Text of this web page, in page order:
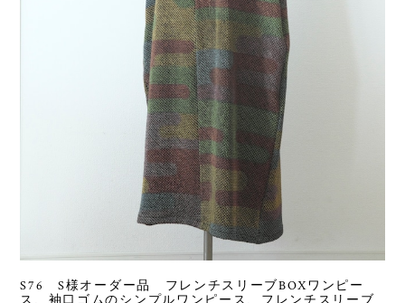
S76 S様オーダー品 フレンチスリーブBOXワンピー